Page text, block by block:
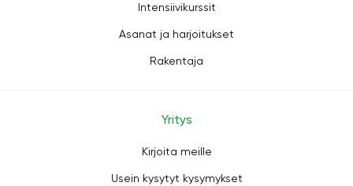
Intensiivikurssit
Asanat ja harjoitukset
Rakentaja
Yritys
Kirjoita meille
Usein kysytyt kysymykset